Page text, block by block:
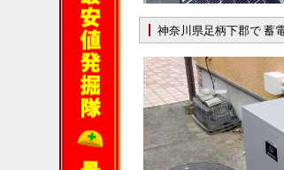
神奈川県足柄下郡で 蓄